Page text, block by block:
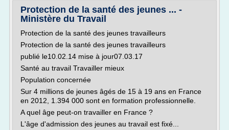
Protection de la santé des jeunes ... -
Ministère du Travail
Protection de la santé des jeunes travailleurs
Protection de la santé des jeunes travailleurs
publié le10.02.14 mise à jour07.03.17
Santé au travail Travailler mieux
Population concernée
Sur 4 millions de jeunes âgés de 15 à 19 ans en France
en 2012, 1.394 000 sont en formation professionnelle.
A quel âge peut-on travailler en France ?
L'âge d'admission des jeunes au travail est fixé...